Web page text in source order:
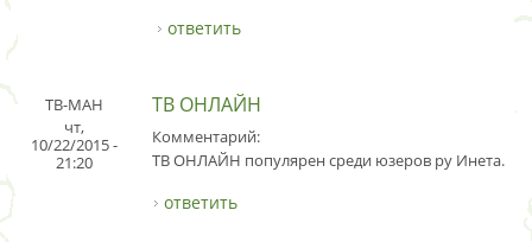
ответить
ТВ-МАН
чт,
10/22/2015 -
21:20
ТВ ОНЛАЙН
Комментарий:
ТВ ОНЛАЙН популярен среди юзеров ру Инета.
ответить